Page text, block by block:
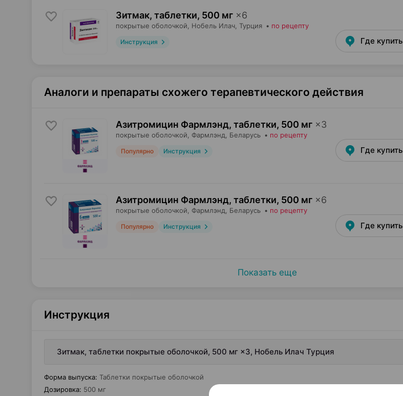
Зитмак, таблетки, 500 мг ×6
покрытые оболочкой, Нобель Илач , Турция • по рецепту
Инструкция Где купить
Аналоги и препараты схожего терапевтического действия
Азитромицин Фармлэнд, таблетки, 500 мг ×3
покрытые оболочкой, Фармлэнд , Беларусь • по рецепту
Популярно Инструкция Где купить
Азитромицин Фармлэнд, таблетки, 500 мг ×6
покрытые оболочкой, Фармлэнд , Беларусь • по рецепту
Популярно Инструкция Где купить
Показать еще
Инструкция
Зитмак, таблетки покрытые оболочкой, 500 мг ×3, Нобель Илач Турция
Форма выпуска: Таблетки покрытые оболочкой
Дозировка: 500 мг